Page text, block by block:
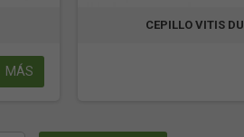
MÁS
CEPILLO VITIS